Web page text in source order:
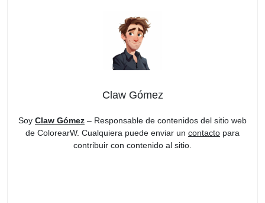
Claw Gómez
Soy Claw Gómez – Responsable de contenidos del sitio web
de ColorearW. Cualquiera puede enviar un contacto para
contribuir con contenido al sitio.